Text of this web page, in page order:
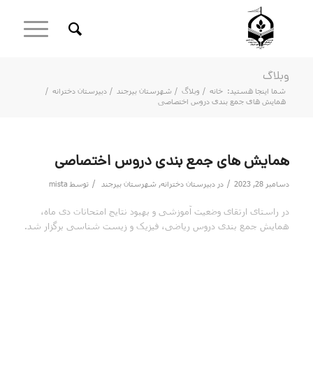
وبلاگ
شما اینجا هستید: خانه / وبلاگ / شهرستان بیرجند / دبیرستان دخترانه /
همایش های جمع بندی دروس اختصاصی
همایش های جمع بندی دروس اختصاصی
دسامبر 28, 2023 / در دبیرستان دخترانه, شهرستان بیرجند / توسط mista
در راستای ارتقای وضعیت آموزشی و بهبود نتایج امتحانات دی ماه،
همایش جمع بندی دروس ریاضی، فیزیک و زیست شناسی برگزار شد.